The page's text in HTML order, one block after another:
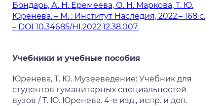
Бондарь, А. Н. Еремеева, О. Н. Маркова, Т. Ю.
Юренева. – М. : Институт Наследия, 2022.– 168 с.
– DOI 10.34685/HI.2022.12.38.007.
Учебники и учебные пособия
Юренева, Т. Ю. Музееведение: Учебник для
студентов гуманитарных специальностей
вузов / Т. Ю. Юренева. 4-е изд., испр. и доп.